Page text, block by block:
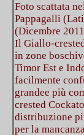
Foto scattata
Pappagalli
(Dicembre
Il Giallo-
in zone
Timor Est e
facilmente
grandee più
crested
distribuzione
per la